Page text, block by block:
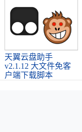
天翼云盘助手
v2.1.12 大文件免客
户端下载脚本